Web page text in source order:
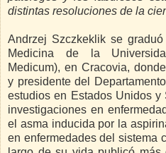
distintas resoluciones de la
Andrzej Szczkeklik se
Medicina de la
Medicum), en Cracovia,
y presidente del
estudios en Estados Unidos
investigaciones en
el asma inducida por la
en enfermedades del sistema